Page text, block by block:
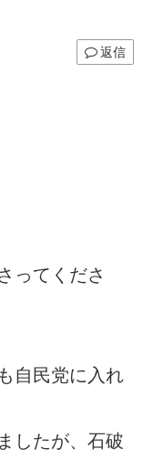
返信
ってくださ
自民党に入れ
したが、石破